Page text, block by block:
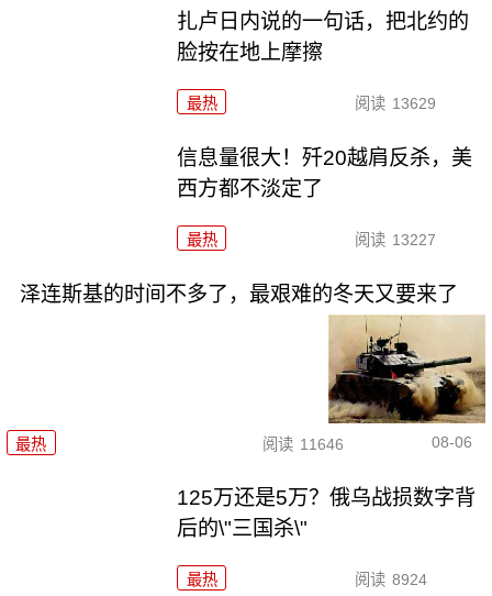
扎卢日内说的一句话，把北约的
脸按在地上摩擦
最热 阅读 13629
信息量很大！歼20越肩反杀，美
西方都不淡定了
最热 阅读 13227
泽连斯基的时间不多了，最艰难的冬天又要来了
最热 阅读 11646 08-06
125万还是5万？俄乌战损数字背
后的\"三国杀\"
最热 阅读 8924